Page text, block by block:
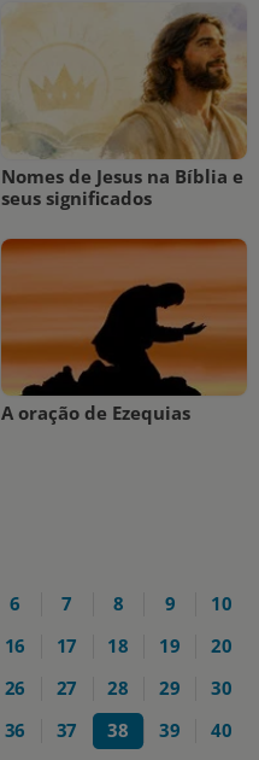
Nomes de Jesus na Bíblia e
seus significados
A oração de Ezequias
6 7 8 9
10
16 17 18 19
20
26 27 28 29
30
36 37 38 39
40